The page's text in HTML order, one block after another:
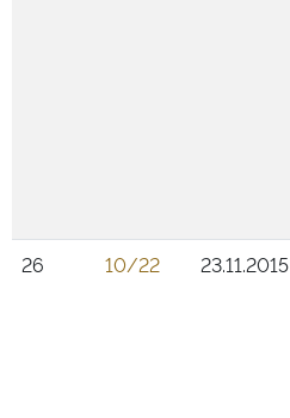
26
10/22 23.11.2015